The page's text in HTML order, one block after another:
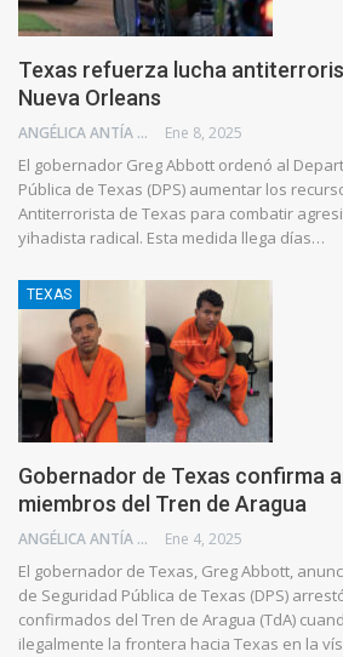
Texas refuerza lucha
Nueva Orleans
ANGÉLICA ANTÍA AZUAJE Ene 8, 2025
El gobernador Greg Abbott ordenó al
Pública de Texas (DPS) aumentar los
Antiterrorista de Texas para combatir
yihadista radical. Esta medida llega días…
TEXAS
Gobernador de Texas confirma
miembros del Tren de Aragua
ANGÉLICA ANTÍA AZUAJE Ene 4, 2025
El gobernador de Texas, Greg Abbott,
de Seguridad Pública de Texas (DPS)
confirmados del Tren de Aragua (TdA)
ilegalmente la frontera hacia Texas en la